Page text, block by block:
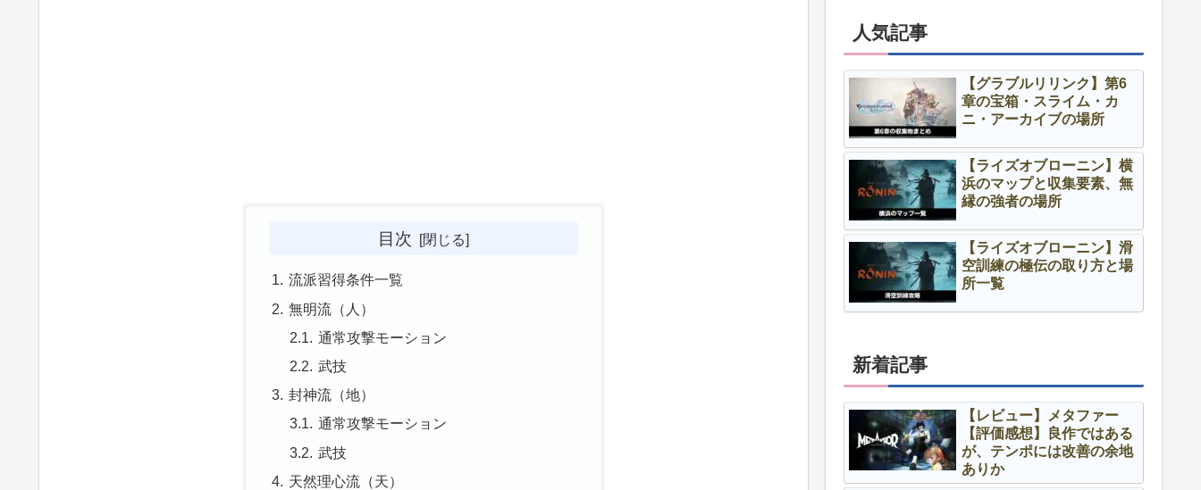
目次
流派習得条件一覧
無明流（人）
通常攻撃モーション
武技
封神流（地）
通常攻撃モーション
武技
天然理心流（天）
人気記事
【グラブルリリンク】第6
章の宝箱・スライム・カ
ニ・アーカイブの場所
【ライズオブローニン】横
浜のマップと収集要素、無
縁の強者の場所
【ライズオブローニン】滑
空訓練の極伝の取り方と場
所一覧
新着記事
【レビュー】メタファー
【評価感想】良作ではある
が、テンポには改善の余地
ありか